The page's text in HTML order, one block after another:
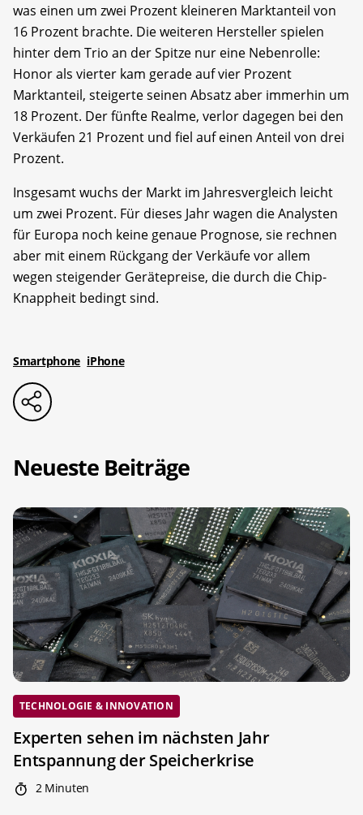
was einen um zwei Prozent kleineren Marktanteil von
16 Prozent brachte. Die weiteren Hersteller spielen
hinter dem Trio an der Spitze nur eine Nebenrolle:
Honor als vierter kam gerade auf vier Prozent
Marktanteil, steigerte seinen Absatz aber immerhin um
18 Prozent. Der fünfte Realme, verlor dagegen bei den
Verkäufen 21 Prozent und fiel auf einen Anteil von drei
Prozent.
Insgesamt wuchs der Markt im Jahresvergleich leicht
um zwei Prozent. Für dieses Jahr wagen die Analysten
für Europa noch keine genaue Prognose, sie rechnen
aber mit einem Rückgang der Verkäufe vor allem
wegen steigender Gerätepreise, die durch die Chip-
Knappheit bedingt sind.
Smartphone iPhone
Neueste Beiträge
TECHNOLOGIE & INNOVATION
Experten sehen im nächsten Jahr
Entspannung der Speicherkrise
2 Minuten